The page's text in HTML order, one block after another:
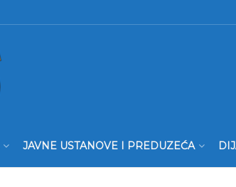
JAVNE USTANOVE I PREDUZEĆA